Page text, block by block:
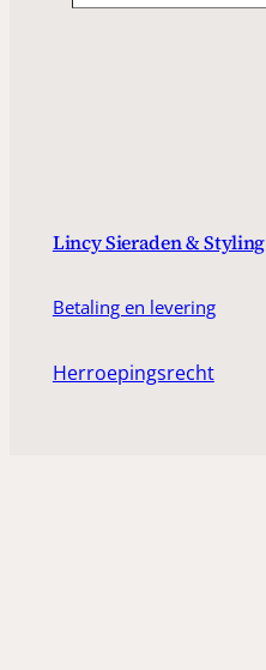
Lincy Sieraden & Styling
Betaling en levering
Herroepingsrecht